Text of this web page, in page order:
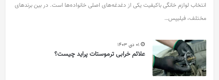
انتخاب لوازم خانگی باکیفیت یکی از دغدغه‌های اصلی خانواده‌ها است. در بین برندهای
مختلف، فیلیپس…
01 دی 1403
علائم خرابی ترموستات پراید چیست؟